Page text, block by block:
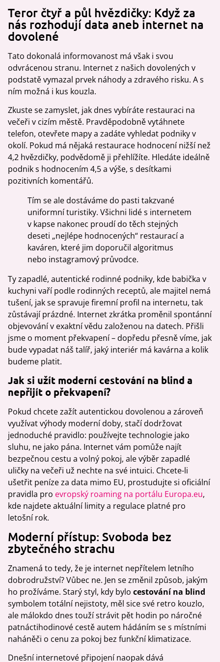
Teror čtyř a půl hvězdičky: Když za
nás rozhodují data aneb internet na
dovolené
Tato dokonalá informovanost má však i svou
odvrácenou stranu. Internet z našich dovolených v
podstatě vymazal prvek náhody a zdravého risku. A s
ním možná i kus kouzla.
Zkuste se zamyslet, jak dnes vybíráte restauraci na
večeři v cizím městě. Pravděpodobně vytáhnete
telefon, otevřete mapy a zadáte vyhledat podniky v
okolí. Pokud má nějaká restaurace hodnocení nižší než
4,2 hvězdičky, podvědomě ji přehlížíte. Hledáte ideálně
podnik s hodnocením 4,5 a výše, s desítkami
pozitivních komentářů.
Tím se ale dostáváme do pasti takzvané
uniformní turistiky. Všichni lidé s internetem
v kapse nakonec proudí do těch stejných
deseti „nejlépe hodnocených“ restaurací a
kaváren, které jim doporučil algoritmus
nebo instagramový průvodce.
Ty zapadlé, autentické rodinné podniky, kde babička v
kuchyni vaří podle rodinných receptů, ale majitel nemá
tušení, jak se spravuje firemní profil na internetu, tak
zůstávají prázdné. Internet zkrátka proměnil spontánní
objevování v exaktní vědu založenou na datech. Přišli
jsme o moment překvapení – dopředu přesně víme, jak
bude vypadat náš talíř, jaký interiér má kavárna a kolik
budeme platit.
Jak si užít moderní cestování na blind a
nepřijít o překvapení?
Pokud chcete zažít autentickou dovolenou a zároveň
využívat výhody moderní doby, stačí dodržovat
jednoduché pravidlo: používejte technologie jako
sluhu, ne jako pána. Internet vám pomůže najít
bezpečnou cestu a volný pokoj, ale výběr zapadlé
uličky na večeři už nechte na své intuici. Chcete-li
ušetřit peníze za data mimo EU, prostudujte si oficiální
pravidla pro evropský roaming na portálu Europa.eu,
kde najdete aktuální limity a regulace platné pro
letošní rok.
Moderní přístup: Svoboda bez
zbytečného strachu
Znamená to tedy, že je internet nepřítelem letního
dobrodružství? Vůbec ne. Jen se změnil způsob, jakým
ho prožíváme. Starý styl, kdy bylo cestování na blind
symbolem totální nejistoty, měl sice své retro kouzlo,
ale málokdo dnes touží strávit pět hodin po náročné
patnáctihodinové cestě autem hádáním se s místními
naháněči o cenu za pokoj bez funkční klimatizace.
Dnešní internetové připojení naopak dává